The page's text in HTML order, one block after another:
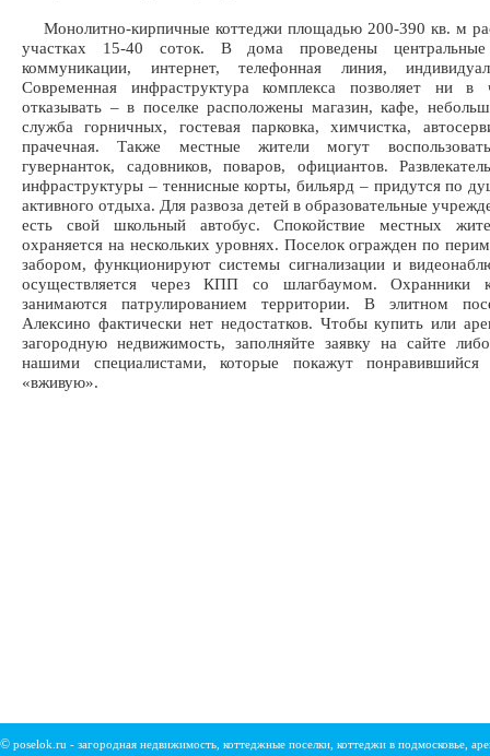
Монолитно-кирпичные коттеджи площадью 200-390 кв. м
участках 15-40 соток. В дома проведены
коммуникации, интернет, телефонная линия,
Современная инфраструктура комплекса позволяет ни
отказывать – в поселке расположены магазин, кафе,
служба горничных, гостевая парковка, химчистка,
прачечная. Также местные жители могут
гувернанток, садовников, поваров, официантов.
инфраструктуры – теннисные корты, бильярд – придутся по
активного отдыха. Для развоза детей в образовательные
есть свой школьный автобус. Спокойствие местных
охраняется на нескольких уровнях. Поселок огражден по
забором, функционируют системы сигнализации и
осуществляется через КПП со шлагбаумом. Охранники
занимаются патрулированием территории. В элитном
Алексино фактически нет недостатков. Чтобы купить или
загородную недвижимость, заполняйте заявку на сайте
нашими специалистами, которые покажут
«вживую».
© poselok.ru - загородная недвижимость, коттеджные поселки, коттеджи в подмосковье,